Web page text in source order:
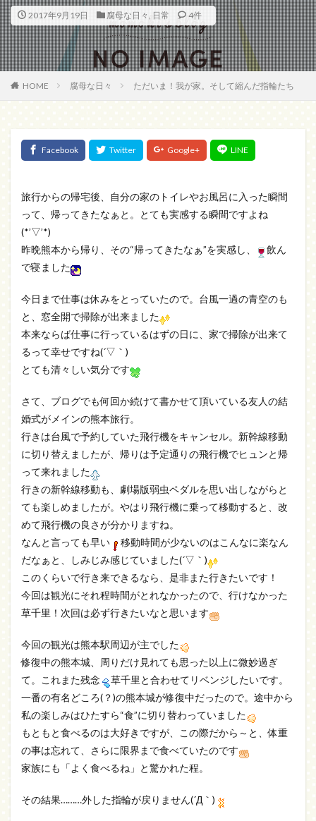
2017年9月19日 腐母な日々 , 日常 4件
HOME 腐母な日々 ただいま！我が家。そして縮んだ指輪たち
旅行からの帰宅後、自分の家のトイレやお風呂に入った瞬間
って、帰ってきたなぁと。とても実感する瞬間ですよね
(*’▽’*)
昨晩熊本から帰り、その“帰ってきたなぁ”を実感し、
飲ん
で寝ました
今日まで仕事は休みをとっていたので。台風一過の青空のも
と、窓全開で掃除が出来ました
本来ならば仕事に行っているはずの日に、家で掃除が出来て
るって幸せですね(´▽｀)
とても清々しい気分です
さて、ブログでも何回か続けて書かせて頂いている友人の結
婚式がメインの熊本旅行。
行きは台風で予約していた飛行機をキャンセル。新幹線移動
に切り替えましたが、帰りは予定通りの飛行機でヒュンと帰
って来れました
行きの新幹線移動も、劇場版弱虫ペダルを思い出しながらと
ても楽しめましたが。やはり飛行機に乗って移動すると、改
めて飛行機の良さが分かりますね。
なんと言っても早い
移動時間が少ないのはこんなに楽なん
だなぁと、しみじみ感じていました(´▽｀)
このくらいで行き来できるなら、是非また行きたいです！
今回は観光にそれ程時間がとれなかったので、行けなかった
草千里！次回は必ず行きたいなと思います
今回の観光は熊本駅周辺が主でした
修復中の熊本城、周りだけ見れても思った以上に微妙過ぎ
て。これまた残念
草千里と合わせてリベンジしたいです。
一番の有名どころ(？)の熊本城が修復中だったので。途中から
私の楽しみはひたすら“食”に切り替わっていました
もともと食べるのは大好きですが、この際だから～と、体重
の事は忘れて、さらに限界まで食べていたのです
家族にも「よく食べるね」と驚かれた程。
その結果………外した指輪が戻りません(´Д｀)